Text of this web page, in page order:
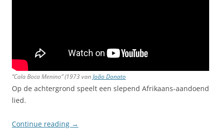
“Cala Boca Menino” (1973 vanJoão Donato
Op de achtergrond speelt een slepend Afrikaans-aandoend
lied.
Continue reading →